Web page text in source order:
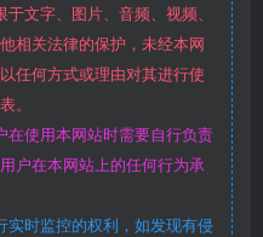
文字、图片、音频、视频、
相关法律的保护，未经本网
任何方式或理由对其进行使
。
在使用本网站时需要自行负责
户在本网站上的任何行为承
实时监控的权利，如发现有侵